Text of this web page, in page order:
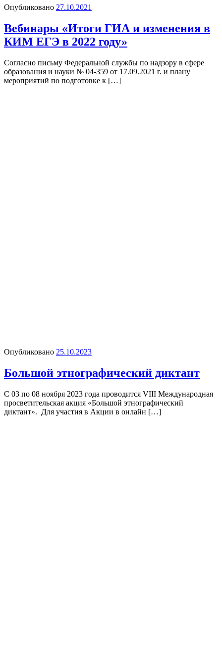
Опубликовано 27.10.2021
Вебинары «Итоги ГИА и изменения в
КИМ ЕГЭ в 2022 году»
Согласно письму Федеральной службы по надзору в сфере
образования и науки № 04-359 от 17.09.2021 г. и плану
мероприятий по подготовке к […]
Опубликовано 25.10.2023
Большой этнографический диктант
С 03 по 08 ноября 2023 года проводится VIII Международная
просветительская акция «Большой этнографический
диктант». ⁣ Для участия в Акции в онлайн […]